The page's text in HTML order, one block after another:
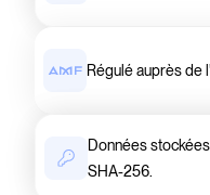
Régulé auprès de
Données
SHA-256.